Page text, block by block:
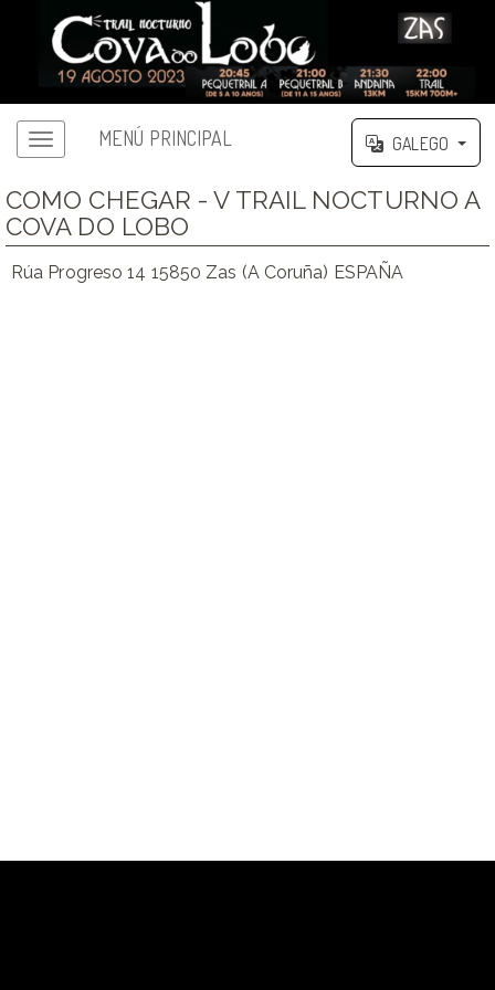
MENÚ PRINCIPAL GALEGO
COMO CHEGAR - V TRAIL NOCTURNO A
COVA DO LOBO
Rúa Progreso 14 15850 Zas (A Coruña) ESPAÑA